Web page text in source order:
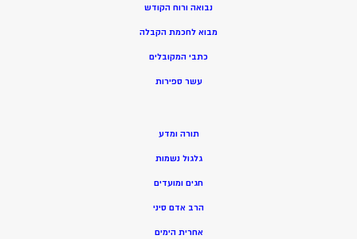
נבואה ורוח הקודש
מבוא לחכמת הקבלה
כתבי המקובלים
עשר ספירות
תורה ומדע
גלגול נשמות
חגים ומועדים
הרב אדם סיני
אחרית הימים